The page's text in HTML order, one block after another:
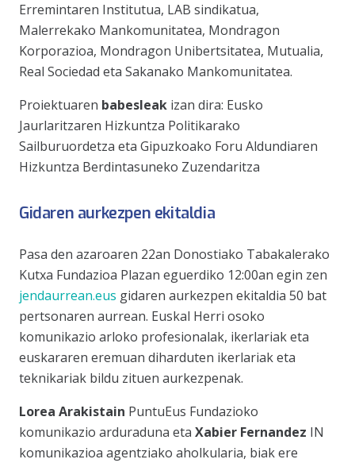
Erremintaren Institutua, LAB sindikatua,
Malerrekako Mankomunitatea, Mondragon
Korporazioa, Mondragon Unibertsitatea, Mutualia,
Real Sociedad eta Sakanako Mankomunitatea.
Proiektuaren babesleak izan dira: Eusko
Jaurlaritzaren Hizkuntza Politikarako
Sailburuordetza eta Gipuzkoako Foru Aldundiaren
Hizkuntza Berdintasuneko Zuzendaritza
Gidaren aurkezpen ekitaldia
Pasa den azaroaren 22an Donostiako Tabakalerako
Kutxa Fundazioa Plazan eguerdiko 12:00an egin zen
jendaurrean.eus gidaren aurkezpen ekitaldia 50 bat
pertsonaren aurrean. Euskal Herri osoko
komunikazio arloko profesionalak, ikerlariak eta
euskararen eremuan diharduten ikerlariak eta
teknikariak bildu zituen aurkezpenak.
Lorea Arakistain PuntuEus Fundazioko
komunikazio arduraduna eta Xabier Fernandez IN
komunikazioa agentziako aholkularia, biak ere